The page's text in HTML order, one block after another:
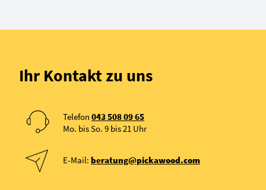
Ihr Kontakt zu uns
Telefon 043 508 09 65
Mo. bis So. 9 bis 21 Uhr
E-Mail: beratung@pickawood.com